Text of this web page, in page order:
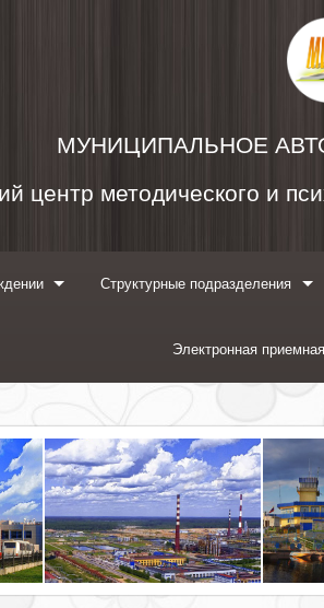
МУНИЦИПАЛЬНОЕ
центр методического и
Структурные подразделения
Электронная приемная